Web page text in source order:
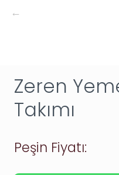
Zeren
Takımı
Peşin Fiyatı: